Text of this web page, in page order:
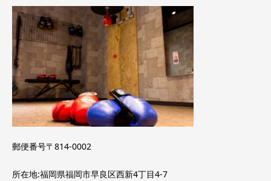
郵便番号〒814-0002
所在地:福岡県福岡市早良区西新4丁目4-7